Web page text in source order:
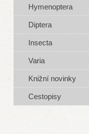
Hymenoptera
Diptera
Insecta
Varia
Knižní novinky
Cestopisy